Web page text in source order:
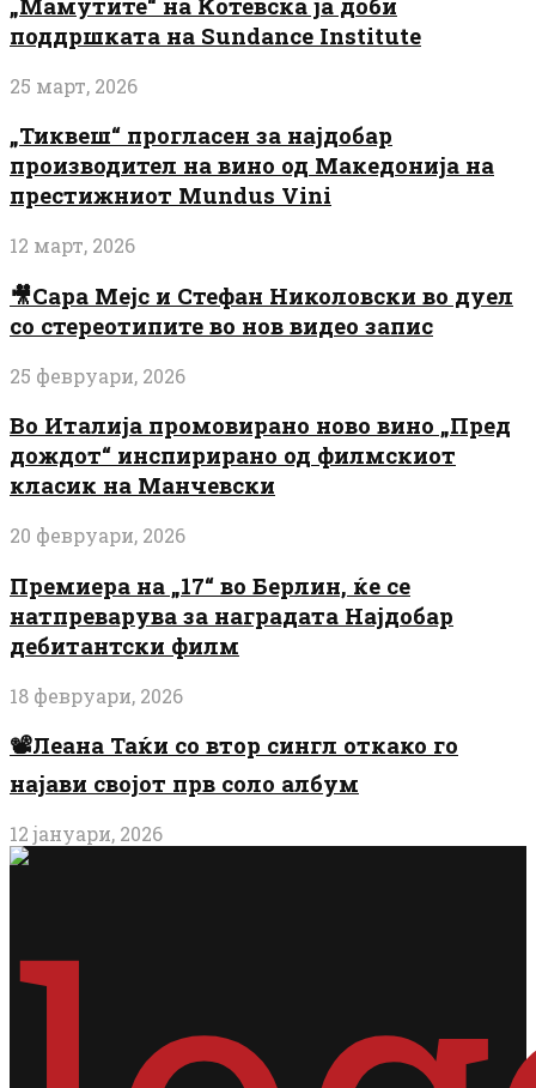
поддршката на Sundance Institute
25 март, 2026
„Тиквеш“ прогласен за најдобар
производител на вино од Македонија на
престижниот Mundus Vini
12 март, 2026
🎥Сара Мејс и Стефан Николовски во дуел
со стереотипите во нов видео запис
25 февруари, 2026
Во Италија промовирано ново вино „Пред
дождот“ инспирирано од филмскиот
класик на Манчевски
20 февруари, 2026
Премиера на „17“ во Берлин, ќе се
натпреварува за наградата Најдобар
дебитантски филм
18 февруари, 2026
📽️Леана Таќи со втор сингл откако го
најави својот прв соло албум
12 јануари, 2026